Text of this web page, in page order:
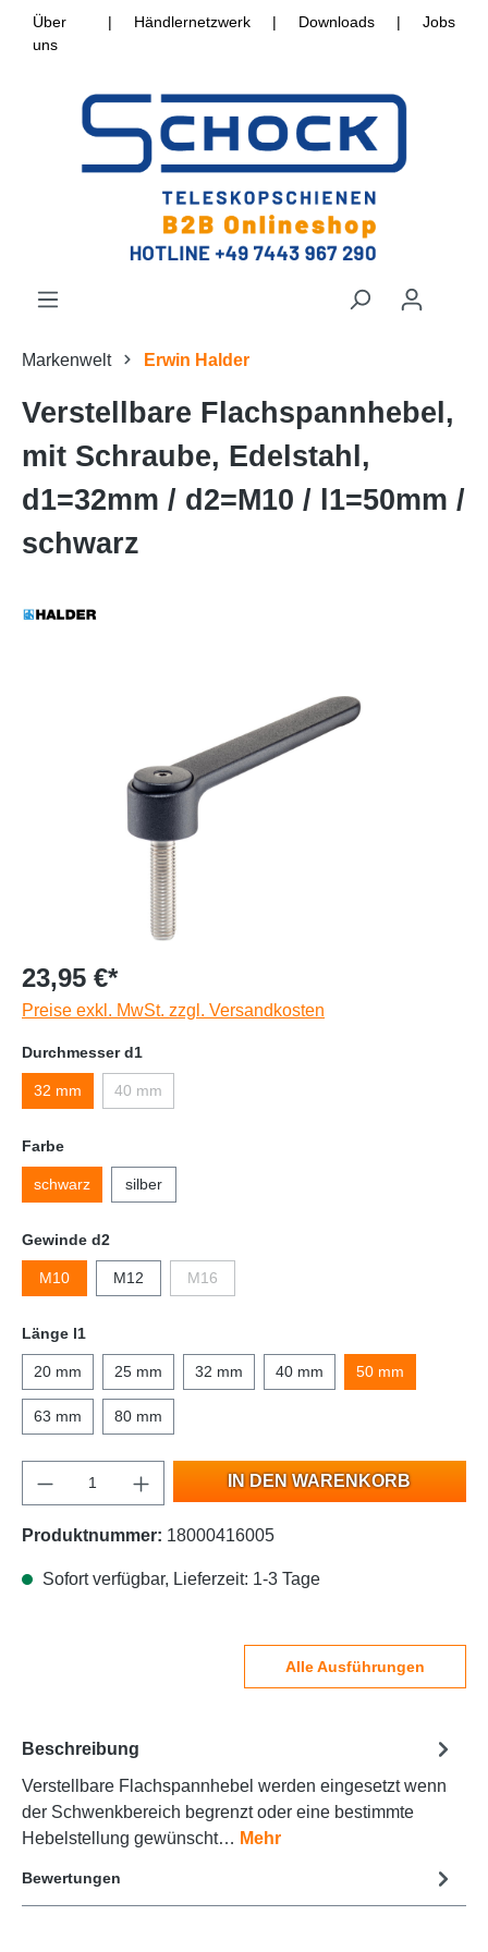
Über
uns
| Händlernetzwerk | Downloads | Jobs
Markenwelt Erwin Halder
Verstellbare Flachspannhebel,
mit Schraube, Edelstahl,
d1=32mm / d2=M10 / l1=50mm /
schwarz
23,95 €*
Preise exkl. MwSt. zzgl. Versandkosten
Durchmesser d1
32 mm 40 mm
Farbe
schwarz silber
Gewinde d2
M10 M12 M16
Länge l1
20 mm 25 mm 32 mm 40 mm 50 mm
63 mm 80 mm
IN DEN WARENKORB
Produktnummer: 18000416005
Sofort verfügbar, Lieferzeit: 1-3 Tage
Alle Ausführungen
Beschreibung
Verstellbare Flachspannhebel werden eingesetzt wenn
der Schwenkbereich begrenzt oder eine bestimmte
Hebelstellung gewünscht… Mehr
Bewertungen